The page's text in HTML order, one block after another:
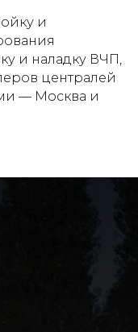
и
и наладку ВЧП,
централей
— Москва и